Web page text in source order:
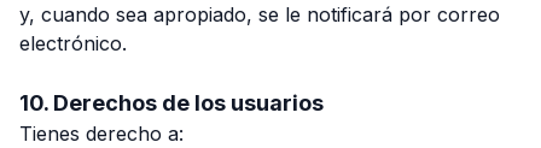
y, cuando sea apropiado, se le notificará por correo
electrónico.
10. Derechos de los usuarios
Tienes derecho a: